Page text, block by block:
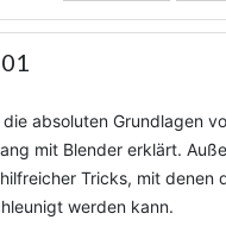
absoluten Grundlagen
mit Blender erklärt.
Tricks, mit denen
werden kann.